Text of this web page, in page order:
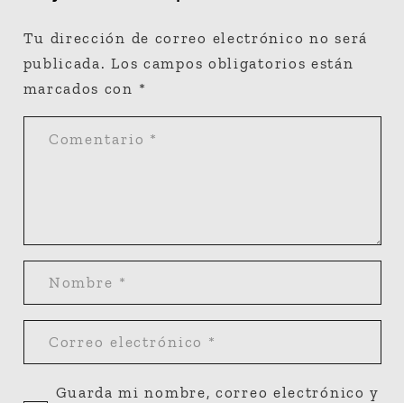
Tu dirección de correo electrónico no será
publicada. Los campos obligatorios están
marcados con *
Guarda mi nombre, correo electrónico y